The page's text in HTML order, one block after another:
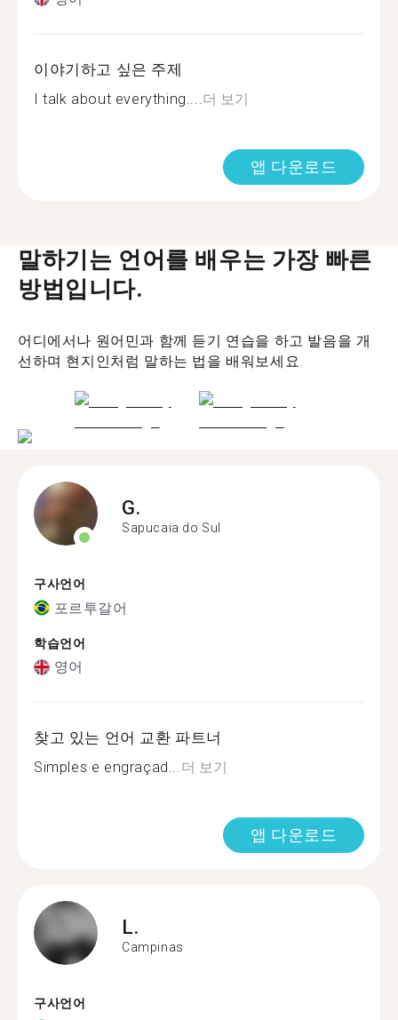
이야기하고 싶은 주제
I talk about everything.... 더 보기
앱 다운로드
말하기는 언어를 배우는 가장 빠른
방법입니다.
어디에서나 원어민과 함께 듣기 연습을 하고 발음을 개
선하며 현지인처럼 말하는 법을 배워보세요.
G.
Sapucaia do Sul
구사언어
포르투갈어
학습언어
영어
찾고 있는 언어 교환 파트너
Simples e engraçad...더 보기
앱 다운로드
L.
Campinas
구사언어